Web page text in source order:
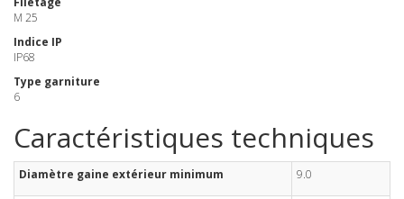
M 25
Indice IP
IP68
Type garniture
6
Caractéristiques techniques
Diamètre gaine extérieur minimum 9.0